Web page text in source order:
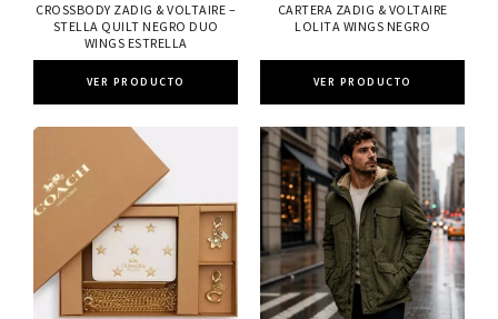
CROSSBODY ZADIG & VOLTAIRE –
STELLA QUILT NEGRO DUO
WINGS ESTRELLA
VER PRODUCTO
CARTERA ZADIG & VOLTAIRE
LOLITA WINGS NEGRO
VER PRODUCTO